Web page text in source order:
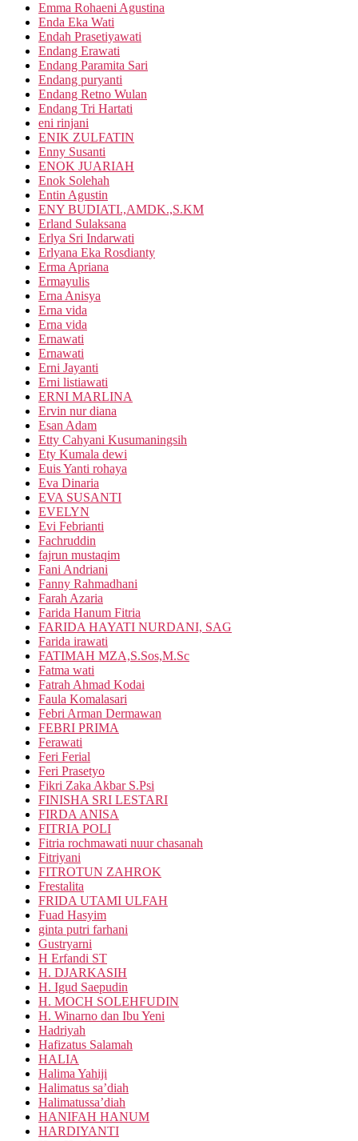
Emma Rohaeni Agustina
Enda Eka Wati
Endah Prasetiyawati
Endang Erawati
Endang Paramita Sari
Endang puryanti
Endang Retno Wulan
Endang Tri Hartati
eni rinjani
ENIK ZULFATIN
Enny Susanti
ENOK JUARIAH
Enok Solehah
Entin Agustin
ENY BUDIATI.,AMDK.,S.KM
Erland Sulaksana
Erlya Sri Indarwati
Erlyana Eka Rosdianty
Erma Apriana
Ermayulis
Erna Anisya
Erna vida
Erna vida
Ernawati
Ernawati
Erni Jayanti
Erni listiawati
ERNI MARLINA
Ervin nur diana
Esan Adam
Etty Cahyani Kusumaningsih
Ety Kumala dewi
Euis Yanti rohaya
Eva Dinaria
EVA SUSANTI
EVELYN
Evi Febrianti
Fachruddin
fajrun mustaqim
Fani Andriani
Fanny Rahmadhani
Farah Azaria
Farida Hanum Fitria
FARIDA HAYATI NURDANI, SAG
Farida irawati
FATIMAH MZA,S.Sos,M.Sc
Fatma wati
Fatrah Ahmad Kodai
Faula Komalasari
Febri Arman Dermawan
FEBRI PRIMA
Ferawati
Feri Ferial
Feri Prasetyo
Fikri Zaka Akbar S.Psi
FINISHA SRI LESTARI
FIRDA ANISA
FITRIA POLI
Fitria rochmawati nuur chasanah
Fitriyani
FITROTUN ZAHROK
Frestalita
FRIDA UTAMI ULFAH
Fuad Hasyim
ginta putri farhani
Gustryarni
H Erfandi ST
H. DJARKASIH
H. Igud Saepudin
H. MOCH SOLEHFUDIN
H. Winarno dan Ibu Yeni
Hadriyah
Hafizatus Salamah
HALIA
Halima Yahiji
Halimatus sa’diah
Halimatussa’diah
HANIFAH HANUM
HARDIYANTI